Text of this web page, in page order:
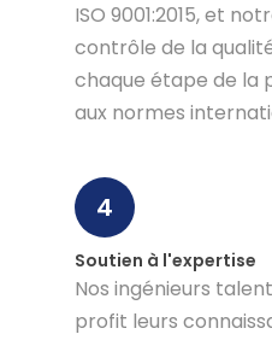
ISO 9001:2015, et
contrôle de la
chaque étape de la
aux normes
4
Soutien à l'expertise
Nos ingénieurs
profit leurs